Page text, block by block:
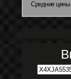
Средние цены